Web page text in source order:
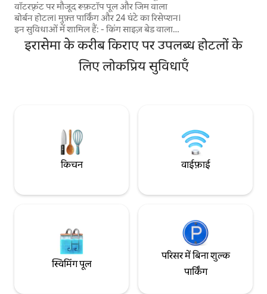
वॉटरफ़्रंट पर मौजूद रूफ़टॉप पूल और जिम वाला
बोर्बन होटल। मुफ़्त पार्किंग और 24 घंटे का रिसेप्शन।
इन सुविधाओं में शामिल हैं: - किंग साइज़ बेड वाला
विशाल कमरा - सोफ़ा बेड - स्प्लिट एयर कंडिशन -
50”74 चैनलों वाला स्मार्ट टीवी और नेटफ़्लिक्स -
मिनीबार - माइक्रोवेव - वाई - फ़ाई - समुद्र के नज़ारे
के साथ 16वीं मंज़िल - गर्म/ठंडे शावर और हेयर ड्रायर
इरासेमा के करीब किराए पर उपलब्ध होटलों के
लिए लोकप्रिय सुविधाएँ
किचन वाईफ़ाई
स्विमिंग पूल
परिसर में बिना शुल्क
पार्किंग